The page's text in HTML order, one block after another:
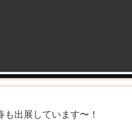
出展しています〜！